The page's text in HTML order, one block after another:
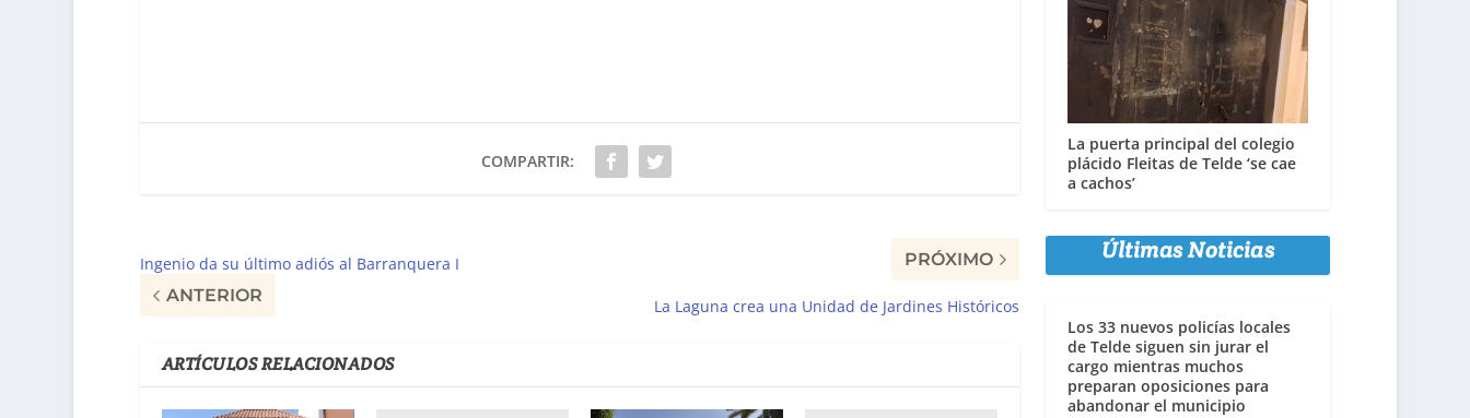
COMPARTIR:
Ingenio da su último adiós al Barranquera I
ANTERIOR
PRÓXIMO
La Laguna crea una Unidad de Jardines Históricos
ARTÍCULOS RELACIONADOS
La puerta principal del colegio
plácido Fleitas de Telde ‘se cae
a cachos’
Últimas Noticias
Los 33 nuevos policías locales
de Telde siguen sin jurar el
cargo mientras muchos
preparan oposiciones para
abandonar el municipio